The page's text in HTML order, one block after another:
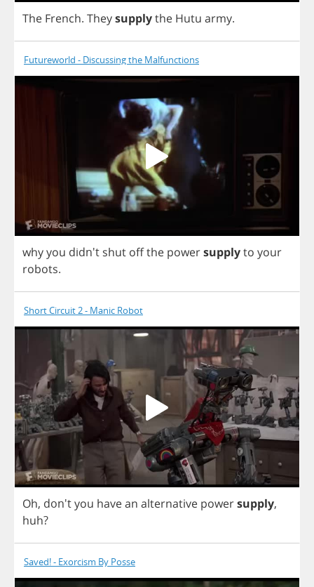
The French. Theysupplythe Hutu army.
Futureworld - Discussing the Malfunctions
whyyou didn't shut offthe powersupplyto your
robots.
Short Circuit 2 - Manic Robot
Oh, don'tyou havean alternative powersupply,
huh?
Saved! - Exorcism By Posse